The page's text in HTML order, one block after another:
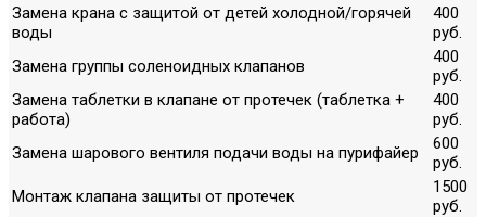
Замена крана с защитой от детей холодной/горячей
воды
400
руб.
Замена группы соленоидных клапанов
400
руб.
Замена таблетки в клапане от протечек (таблетка +
работа)
400
руб.
Замена шарового вентиля подачи воды на пурифайер
600
руб.
Монтаж клапана защиты от протечек
1500
руб.